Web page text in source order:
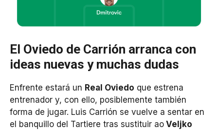
El Oviedo de Carrión arranca con
ideas nuevas y muchas dudas
Enfrente estará un Real Oviedo que estrena
entrenador y, con ello, posiblemente también
forma de jugar. Luis Carrión se vuelve a sentar en
el banquillo del Tartiere tras sustituir ao Veljko